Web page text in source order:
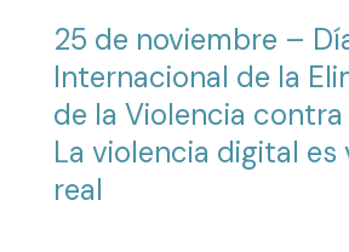
25 de noviembre –
Internacional de la
de la Violencia contra
La violencia digital es
real